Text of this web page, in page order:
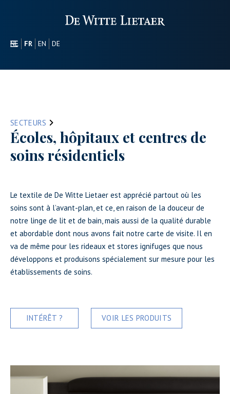
NL FR EN
DE
CONTACT
SECTEURS
Écoles, hôpitaux et centres de
soins résidentiels
Le textile de De Witte Lietaer est apprécié partout où les
soins sont à l’avant-plan, et ce, en raison de la douceur de
notre linge de lit et de bain, mais aussi de la qualité durable
et abordable dont nous avons fait notre carte de visite. Il en
va de même pour les rideaux et stores ignifuges que nous
développons et produisons spécialement sur mesure pour les
établissements de soins.
INTÉRÊT ? VOIR LES PRODUITS